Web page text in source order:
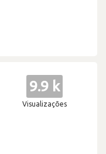
9.9 k
Visualizações